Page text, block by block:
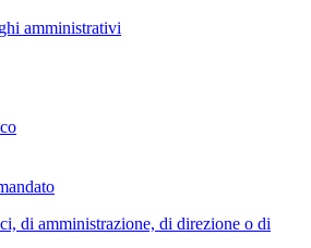
amministrativi
di amministrazione, di direzione o di